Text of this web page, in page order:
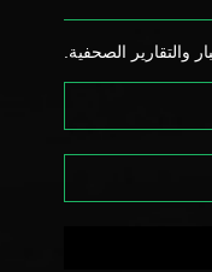
والتقارير الصحفية.